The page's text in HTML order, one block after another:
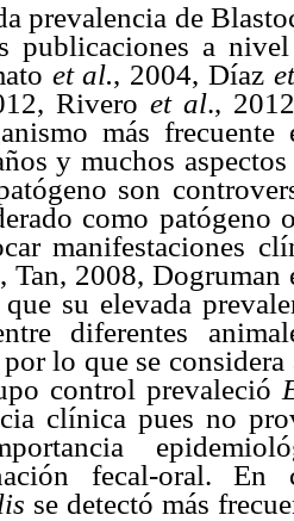
prevalencia de
publicaciones a
et al., 2004, Díaz
Rivero et al.,
más
y muchos
son
como patógeno
manifestaciones
Tan, 2008,
que su elevada
diferentes
lo que se
control prevaleció
clínica pues no
fecal-oral.
se detectó más